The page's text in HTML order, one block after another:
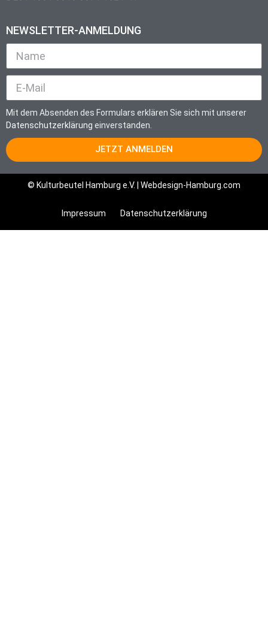
NEWSLETTER-ANMELDUNG
Mit dem Absenden des Formulars erklären Sie sich mit unserer
Datenschutzerklärung einverstanden.
JETZT ANMELDEN
© Kulturbeutel Hamburg e.V. | Webdesign-Hamburg.com
Impressum Datenschutzerklärung